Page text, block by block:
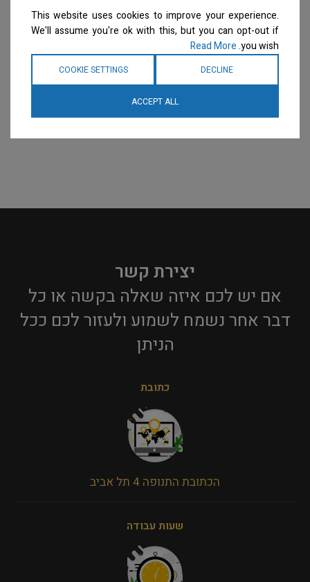
יצירת קשר
אם יש לכם איזה שאלה בקשה או כל
דבר אחר נשמח לשמוע ולעזור לכם ככל
הניתן​
כתובת
הכתובת התנופה 4 תל אביב
שעות עבודה
This website uses cookies to improve your experience.
We'll assume you're ok with this, but you can opt-out if
you wish.
Read More
DECLINE
COOKIE SETTINGS
ACCEPT ALL